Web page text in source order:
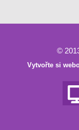
©
Vytvořte si